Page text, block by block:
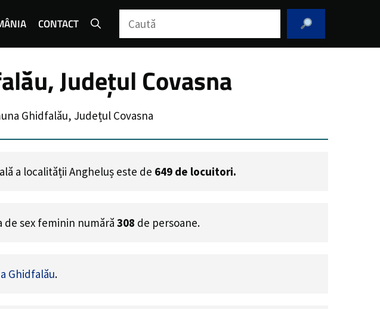
CONTACT Caută
Județul Covasna
Ghidfalău, Județul Covasna
a localității Angheluș este de 649 de locuitori.
sex feminin numără 308 de persoane.
Ghidfalău.